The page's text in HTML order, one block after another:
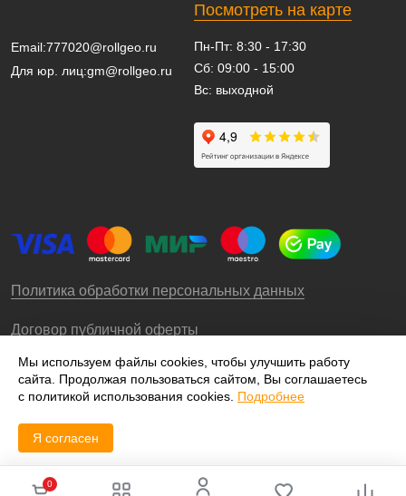
Посмотреть на карте
Email:777020@rollgeo.ru
Для юр. лиц:gm@rollgeo.ru
Пн-Пт: 8:30 - 17:30
Сб: 09:00 - 15:00
Вс: выходной
Политика обработки персональных данных
Договор публичной оферты
© 2009-2026 – ООО «Роллгео»
0
Мы используем файлы cookies, чтобы улучшить работу
сайта. Продолжая пользоваться сайтом, Вы соглашаетесь
с политикой использования cookies. Подробнее
Я согласен